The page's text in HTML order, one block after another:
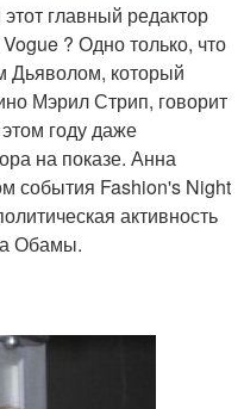
главный редактор
? Одно только, что
Дьяволом, который
Мэрил Стрип, говорит
году даже
на показе. Анна
события Fashion's Night
активность
Обамы.